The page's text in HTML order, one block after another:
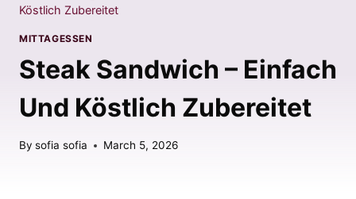
Köstlich Zubereitet
MITTAGESSEN
Steak Sandwich – Einfach
Und Köstlich Zubereitet
By sofia sofia March 5, 2026